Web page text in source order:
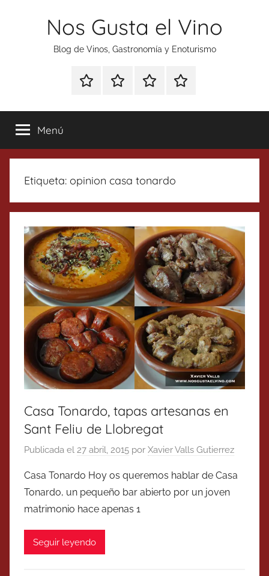
Nos Gusta el Vino
Blog de Vinos, Gastronomía y Enoturismo
Especial
Tonics
Enoturismo
Gastronomía
RankingContacto
Menú
Etiqueta: opinion casa tonardo
Casa Tonardo, tapas artesanas en
Sant Feliu de Llobregat
Publicada el 27 abril, 2015 por Xavier Valls Gutierrez
Casa Tonardo Hoy os queremos hablar de Casa
Tonardo, un pequeño bar abierto por un joven
matrimonio hace apenas 1
Seguir leyendo